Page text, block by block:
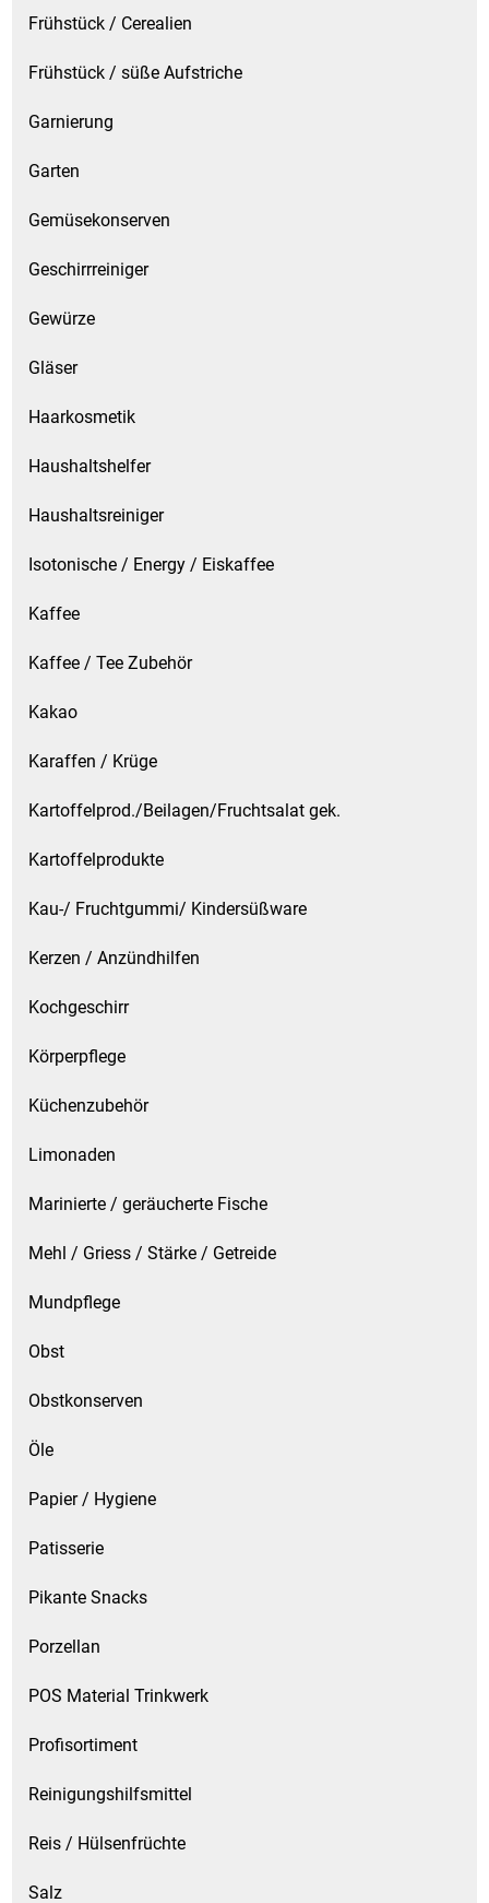
Tee
Teigwaren
Textilien
Tischbereich
Waschmittel
Wasser
Wein
Wurst
Frühstück / Cerealien
Frühstück / süße Aufstriche
Garnierung
Garten
Gemüsekonserven
Geschirrreiniger
Gewürze
Gläser
Haarkosmetik
Haushaltshelfer
Haushaltsreiniger
Isotonische / Energy / Eiskaffee
Kaffee
Kaffee / Tee Zubehör
Kakao
Karaffen / Krüge
Kartoffelprod./Beilagen/Fruchtsalat gek.
Kartoffelprodukte
Kau-/ Fruchtgummi/ Kindersüßware
Kerzen / Anzündhilfen
Kochgeschirr
Körperpflege
Küchenzubehör
Limonaden
Marinierte / geräucherte Fische
Mehl / Griess / Stärke / Getreide
Mundpflege
Obst
Obstkonserven
Öle
Papier / Hygiene
Patisserie
Pikante Snacks
Porzellan
POS Material Trinkwerk
Profisortiment
Reinigungshilfsmittel
Reis / Hülsenfrüchte
Salz